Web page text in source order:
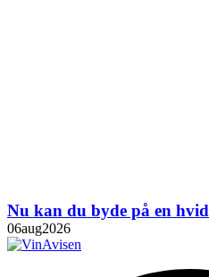
Nu kan du byde på en
06aug2026